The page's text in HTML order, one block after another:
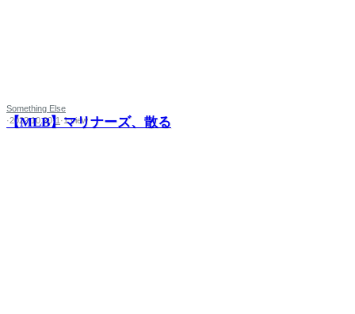
Something Else
·2022.10.20· 1 ·1 view
【MLB】マリナーズ、散る